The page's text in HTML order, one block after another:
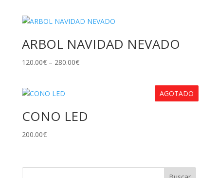
ARBOL NAVIDAD NEVADO
120.00€– 280.00€
AGOTADO
CONO LED
200.00€